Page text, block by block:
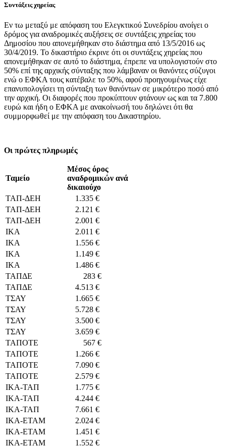
Συντάξεις χηρείας
Εν τω μεταξύ με απόφαση του Ελεγκτικού Συνεδρίου ανοίγει ο
δρόμος για αναδρομικές αυξήσεις σε συντάξεις χηρείας του
Δημοσίου που απονεμήθηκαν στο διάστημα από 13/5/2016 ως
30/4/2019. Το δικαστήριο έκρινε ότι οι συντάξεις χηρείας που
απονεμήθηκαν σε αυτό το διάστημα, έπρεπε να υπολογιστούν στο
50% επί της αρχικής σύνταξης που λάμβαναν οι θανόντες σύζυγοι
ενώ ο ΕΦΚΑ τους κατέβαλε το 50%, αφού προηγουμένως είχε
επανυπολογίσει τη σύνταξη των θανόντων σε μικρότερο ποσό από
την αρχική. Οι διαφορές που προκύπτουν φτάνουν ως και τα 7.800
ευρώ και ήδη ο ΕΦΚΑ με ανακοίνωσή του δηλώνει ότι θα
συμμορφωθεί με την απόφαση του Δικαστηρίου.
Οι πρώτες πληρωμές
Ταμείο
Μέσος όρος
αναδρομικών ανά
δικαιούχο
ΤΑΠ-ΔΕΗ
1.335 €
ΤΑΠ-ΔΕΗ
2.121 €
ΤΑΠ-ΔΕΗ
2.001 €
ΙΚΑ
2.011 €
ΙΚΑ
1.556 €
ΙΚΑ
1.149 €
ΙΚΑ
1.486 €
ΤΑΠΔΕ
283 €
ΤΑΠΔΕ
4.513 €
ΤΣΑΥ
1.665 €
ΤΣΑΥ
5.728 €
ΤΣΑΥ
3.500 €
ΤΣΑΥ
3.659 €
ΤΑΠΟΤΕ
567 €
ΤΑΠΟΤΕ
1.266 €
ΤΑΠΟΤΕ
7.090 €
ΤΑΠΟΤΕ
2.579 €
ΙΚΑ-ΤΑΠ
1.775 €
ΙΚΑ-ΤΑΠ
4.244 €
ΙΚΑ-ΤΑΠ
7.661 €
ΙΚΑ-ΕΤΑΜ
2.024 €
ΙΚΑ-ΕΤΑΜ
1.451 €
ΙΚΑ-ΕΤΑΜ
1.552 €